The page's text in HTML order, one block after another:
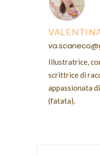
Illustratrice,
scrittrice di
appassionata
(fatata).